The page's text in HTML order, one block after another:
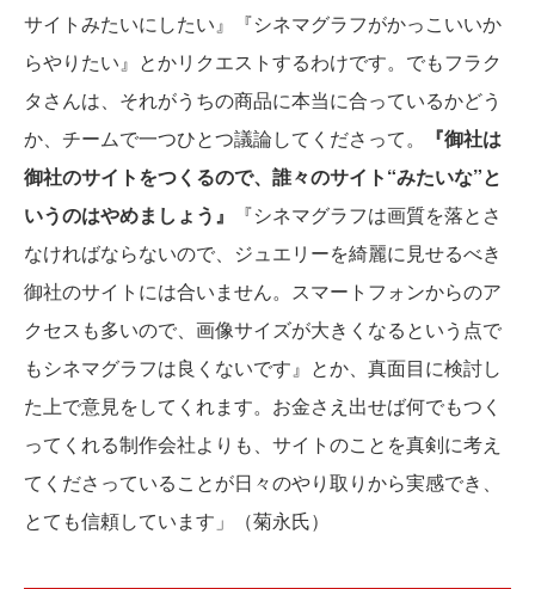
サイトみたいにしたい』『シネマグラフがかっこいいか
らやりたい』とかリクエストするわけです。でもフラク
タさんは、それがうちの商品に本当に合っているかどう
か、チームで一つひとつ議論してくださって。
『御社は
御社のサイトをつくるので、誰々のサイト“みたいな”と
いうのはやめましょう』
『シネマグラフは画質を落とさ
なければならないので、ジュエリーを綺麗に見せるべき
御社のサイトには合いません。スマートフォンからのア
クセスも多いので、画像サイズが大きくなるという点で
もシネマグラフは良くないです』とか、真面目に検討し
た上で意見をしてくれます。お金さえ出せば何でもつく
ってくれる制作会社よりも、サイトのことを真剣に考え
てくださっていることが日々のやり取りから実感でき、
とても信頼しています」（菊永氏）